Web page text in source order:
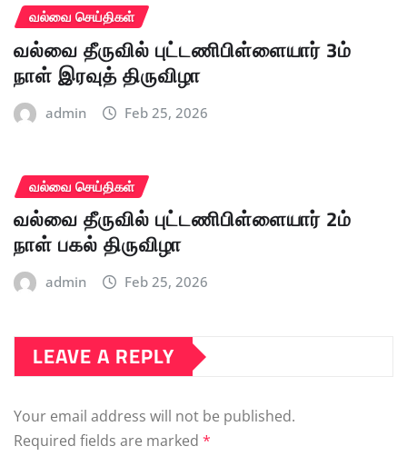
வல்வை செய்திகள்
வல்வை தீருவில் புட்டணிபிள்ளையார் 3ம்
நாள் இரவுத் திருவிழா
admin Feb 25, 2026
வல்வை செய்திகள்
வல்வை தீருவில் புட்டணிபிள்ளையார் 2ம்
நாள் பகல் திருவிழா
admin Feb 25, 2026
LEAVE A REPLY
Your email address will not be published.
Required fields are marked *